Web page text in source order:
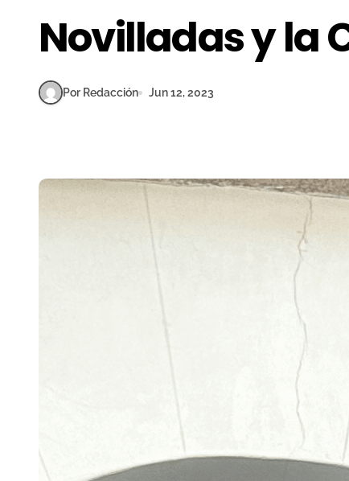
Novilladas y la
Por Redacción Jun 12, 2023